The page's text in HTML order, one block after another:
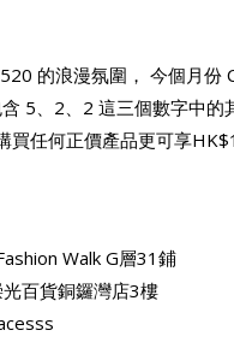
的浪漫氛圍， 今個月份
5、2、2 這三個數字中
任何正價產品更可享
Walk G層31鋪
百貨銅鑼灣店3樓